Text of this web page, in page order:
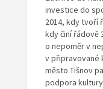
investice do
2014, kdy tvoří
kdy činí řádově
o nepoměr v
v připravované
město Tišnov
podpora